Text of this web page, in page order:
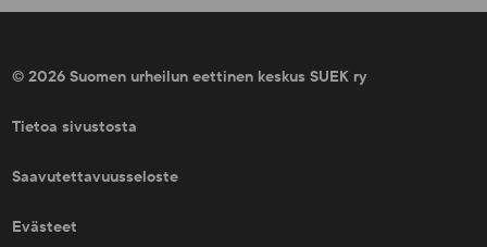
© 2026 Suomen urheilun eettinen keskus SUEK ry
Tietoa sivustosta
Saavutettavuusseloste
Evästeet